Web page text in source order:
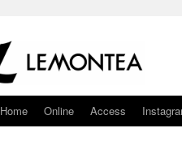
Home Online Access